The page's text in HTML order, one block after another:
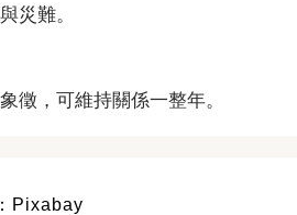
災難。
徵，可維持關係一整年。
Pixabay